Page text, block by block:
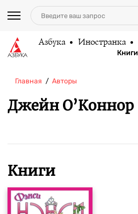
Азбука Иностранка
Книги
Главная Авторы
Джейн О’Коннор
Книги